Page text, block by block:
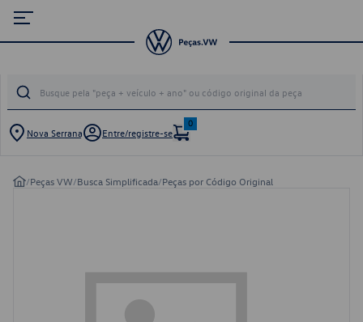
Nova Serrana Entre/registre-se
0
/Peças VW/Busca Simplificada/Peças por Código Original